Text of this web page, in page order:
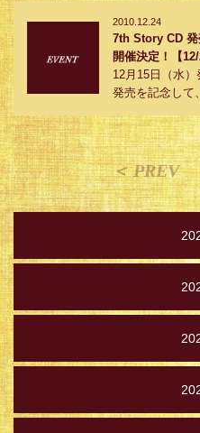
2010.12.24
7th Story CD
開催決定！【12/
12月15日（水
発売を記念して
＜ PREV